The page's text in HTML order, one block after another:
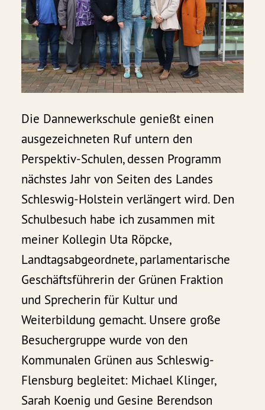
Die Dannewerkschule genießt einen
ausgezeichneten Ruf untern den
Perspektiv-Schulen, dessen Programm
nächstes Jahr von Seiten des Landes
Schleswig-Holstein verlängert wird. Den
Schulbesuch habe ich zusammen mit
meiner Kollegin Uta Röpcke,
Landtagsabgeordnete, parlamentarische
Geschäftsführerin der Grünen Fraktion
und Sprecherin für Kultur und
Weiterbildung gemacht. Unsere große
Besuchergruppe wurde von den
Kommunalen Grünen aus Schleswig-
Flensburg begleitet: Michael Klinger,
Sarah Koenig und Gesine Berendson